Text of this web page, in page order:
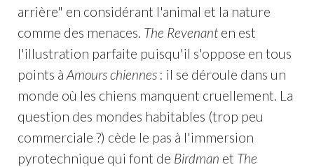
arrière" en considérant l'animal et la nature
comme des menaces. The Revenanten est
l'illustration parfaite puisqu'il s'oppose en tous
points à Amours chiennes: il se déroule dans un
monde où les chiens manquent cruellement. La
question des mondes habitables (trop peu
commerciale ?) cède le pas à l'immersion
pyrotechnique qui font de Birdman et The